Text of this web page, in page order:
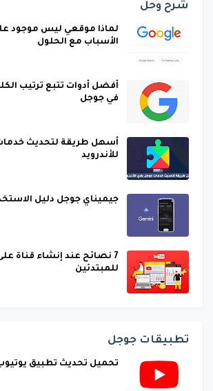
شرح وحل
لماذا موقعي ليس موجود
الأسباب مع الحلول
أفضل أدوات تتبع ترتيب
في جوجل
أسهل طريقة لتحديث
للأندرويد
جيميناي جوجل دليل
7 نصائح عند إنشاء قناة
للمبتدئين
تطبيقات جوجل
تحميل تحديث تطبيق